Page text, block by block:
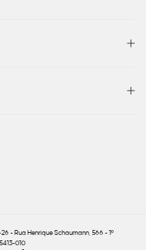
- Rua Henrique Schaumann, 566 - 1º
010